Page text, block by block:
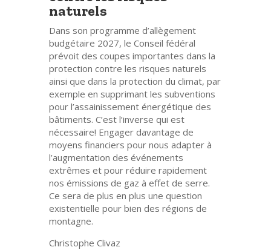
naturels
Dans son programme d’allègement
budgétaire 2027, le Conseil fédéral
prévoit des coupes importantes dans la
protection contre les risques naturels
ainsi que dans la protection du climat, par
exemple en supprimant les subventions
pour l’assainissement énergétique des
bâtiments. C’est l’inverse qui est
nécessaire! Engager davantage de
moyens financiers pour nous adapter à
l’augmentation des événements
extrêmes et pour réduire rapidement
nos émissions de gaz à effet de serre.
Ce sera de plus en plus une question
existentielle pour bien des régions de
montagne.
Christophe Clivaz